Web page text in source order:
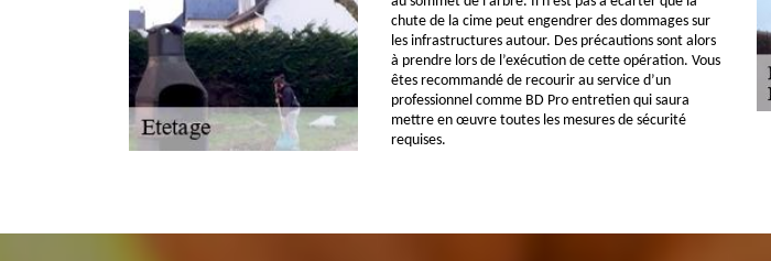
chute de la cime peut engendrer des dommages sur
les infrastructures autour. Des précautions sont alors
à prendre lors de l’exécution de cette opération. Vous
êtes recommandé de recourir au service d’un
professionnel comme BD Pro entretien qui saura
mettre en œuvre toutes les mesures de sécurité
requises.